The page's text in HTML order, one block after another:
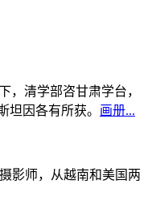
，清学部咨甘肃学台，
坦因各有所获。 画册...
影师，从越南和美国两